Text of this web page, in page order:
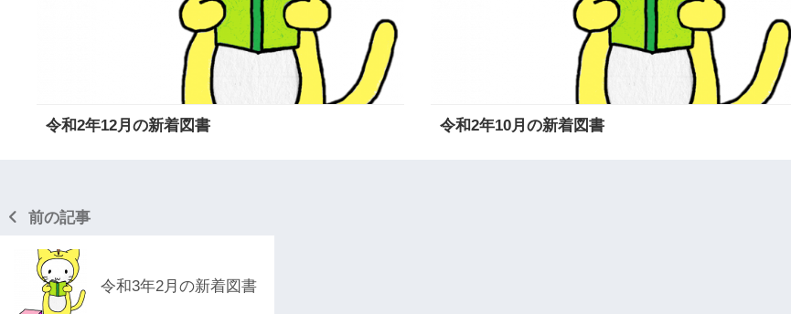
令和2年12月の新着図書 令和2年10月の新着図書
前の記事
令和3年2月の新着図書